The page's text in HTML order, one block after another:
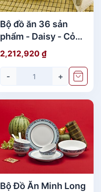
Bộ đồ ăn 36 sản
phẩm - Daisy - Cỏ
Tím
2,212,920 ₫
- +
Bộ Đồ Ăn Minh Long